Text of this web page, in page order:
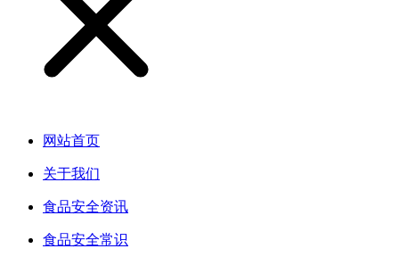
网站首页
关于我们
食品安全资讯
食品安全常识